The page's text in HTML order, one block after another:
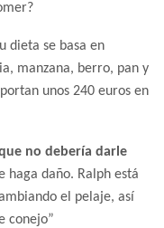
dieta se basa en
manzana, berro, pan y
unos 240 euros en
no debería darle
haga daño. Ralph está
el pelaje, así
conejo”